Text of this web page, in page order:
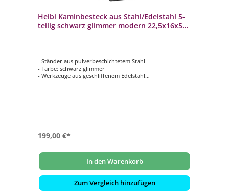
Heibi Kaminbesteck aus Stahl/Edelstahl 5-
teilig schwarz glimmer modern 22,5x16x59
- Ständer aus pulverbeschichtetem Stahl
- Farbe: schwarz glimmer
- Werkzeuge aus geschliffenem Edelstahl
199,00 €*
In den Warenkorb
Zum Vergleich hinzufügen